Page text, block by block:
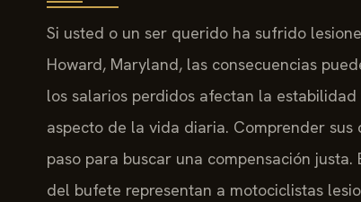
Si usted o un ser querido ha sufrido
Howard, Maryland, las consecuencias
los salarios perdidos afectan la
aspecto de la vida diaria. Comprender
paso para buscar una compensación justa.
del bufete representan a motociclistas